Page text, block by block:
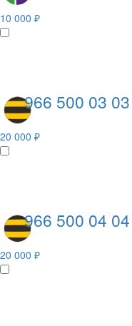
10 000 ₽
966 500 03 03
20 000 ₽
966 500 04 04
20 000 ₽